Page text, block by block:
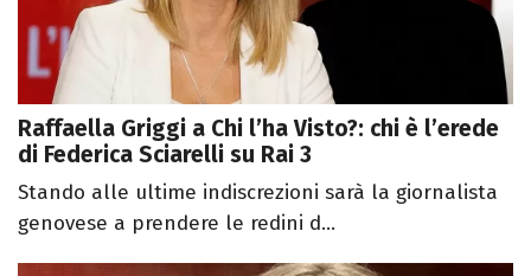
Raffaella Griggi a Chi l’ha Visto?: chi è l’erede
di Federica Sciarelli su Rai 3
Stando alle ultime indiscrezioni sarà la giornalista
genovese a prendere le redini d...